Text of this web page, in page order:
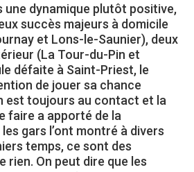
une dynamique plutôt positive,
succès majeurs à domicile
et Lons-le-Saunier), deux
(La Tour-du-Pin et
défaite à Saint-Priest, le
de jouer sa chance
est toujours au contact et la
faire a apporté de la
gars l’ont montré à divers
temps, ce sont des
rien. On peut dire que les